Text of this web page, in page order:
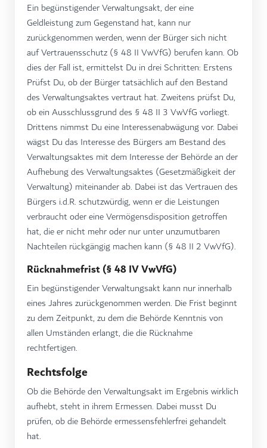
Ein begünstigender Verwaltungsakt, der eine
Geldleistung zum Gegenstand hat, kann nur
zurückgenommen werden, wenn der Bürger sich nicht
auf Vertrauensschutz (§ 48 II VwVfG) berufen kann. Ob
dies der Fall ist, ermittelst Du in drei Schritten: Erstens
Prüfst Du, ob der Bürger tatsächlich auf den Bestand
des Verwaltungsaktes vertraut hat. Zweitens prüfst Du,
ob ein Ausschlussgrund des § 48 II 3 VwVfG vorliegt.
Drittens nimmst Du eine Interessenabwägung vor. Dabei
wägst Du das Interesse des Bürgers am Bestand des
Verwaltungsaktes mit dem Interesse der Behörde an der
Aufhebung des Verwaltungsaktes (Gesetzmäßigkeit der
Verwaltung) miteinander ab. Dabei ist das Vertrauen des
Bürgers i.d.R. schutzwürdig, wenn er die Leistungen
verbraucht oder eine Vermögensdisposition getroffen
hat, die er nicht mehr oder nur unter unzumutbaren
Nachteilen rückgängig machen kann (§ 48 II 2 VwVfG).
Rücknahmefrist (§ 48 IV VwVfG)
Ein begünstigender Verwaltungsakt kann nur innerhalb
eines Jahres zurückgenommen werden. Die Frist beginnt
zu dem Zeitpunkt, zu dem die Behörde Kenntnis von
allen Umständen erlangt, die die Rücknahme
rechtfertigen.
Rechtsfolge
Ob die Behörde den Verwaltungsakt im Ergebnis wirklich
aufhebt, steht in ihrem Ermessen. Dabei musst Du
prüfen, ob die Behörde ermessensfehlerfrei gehandelt
hat.